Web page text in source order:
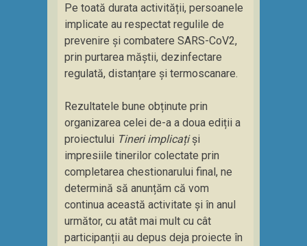
Pe toată durata activității, persoanele
implicate au respectat regulile de
prevenire și combatere SARS-CoV2,
prin purtarea măștii, dezinfectare
regulată, distanțare și termoscanare.
Rezultatele bune obținute prin
organizarea celei de-a a doua ediții a
proiectului Tineri implicațiși
impresiile tinerilor colectate prin
completarea chestionarului final, ne
determină să anunțăm că vom
continua această activitate și în anul
următor, cu atât mai mult cu cât
participanții au depus deja proiecte în